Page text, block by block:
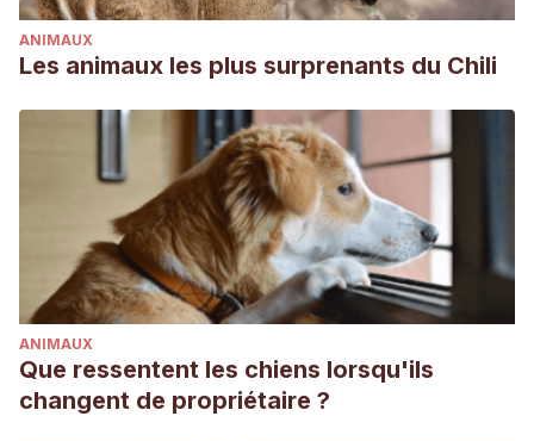
ANIMAUX
Les animaux les plus surprenants du Chili
ANIMAUX
Que ressentent les chiens lorsqu'ils
changent de propriétaire ?